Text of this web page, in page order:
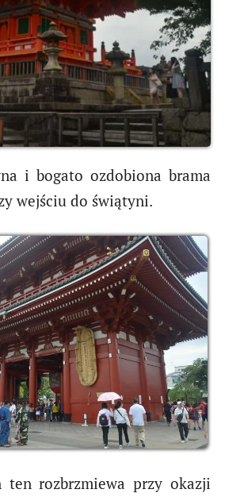
i bogato ozdobiona brama
wejściu do świątyni.
rozbrzmiewa przy okazji